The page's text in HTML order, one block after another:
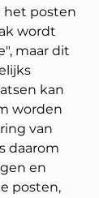
het posten
wordt
maar dit
kan
worden
van
daarom
en
posten,